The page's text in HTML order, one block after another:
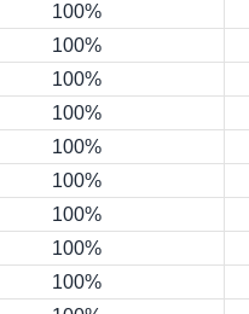
100%
100%
100%
100%
100%
100%
100%
100%
100%